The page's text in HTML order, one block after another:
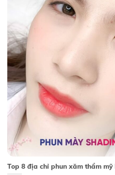
Top 8 địa chỉ phun xăm thẩm